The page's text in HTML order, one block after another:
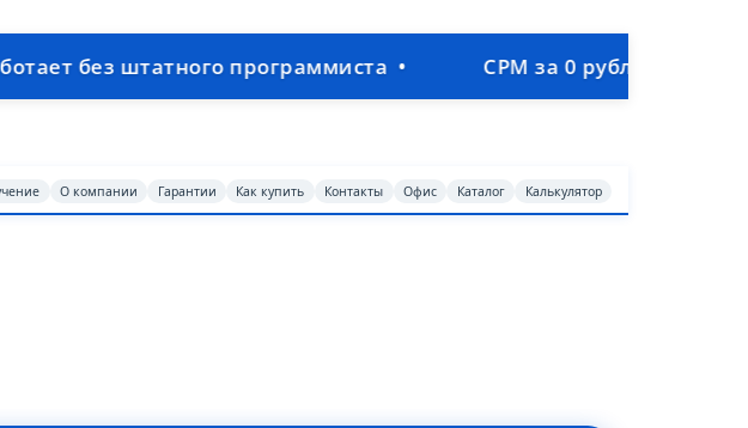
штатного программиста • СРМ за 0 рублей • Объединим
О компании Гарантии Как купить Контакты Офис Каталог Калькулятор